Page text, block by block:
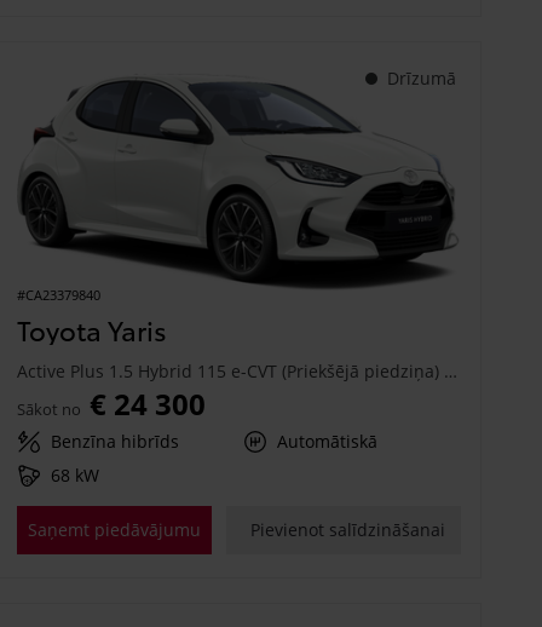
Drīzumā
#CA23379840
Toyota Yaris
Active Plus 1.5 Hybrid 115 e-CVT (Priekšējā piedziņa) (68 kW)
Sākot no € 24 300
Benzīna hibrīds
Automātiskā
68 kW
Saņemt piedāvājumu Pievienot salīdzināšanai